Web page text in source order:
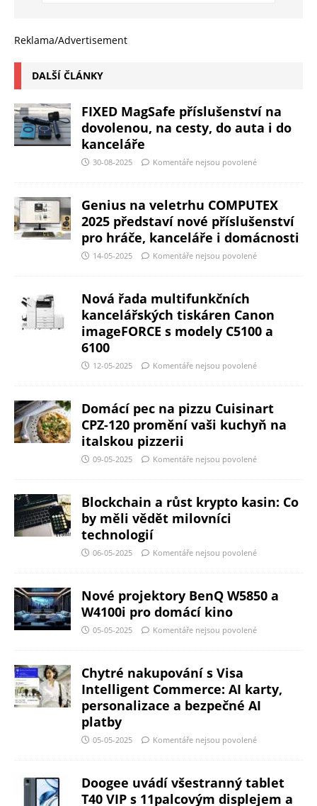
Reklama/Advertisement
DALŠÍ ČLÁNKY
FIXED MagSafe příslušenství na
dovolenou, na cesty, do auta i do
kanceláře
30-08-2025 Komentáře nejsou povolené
Genius na veletrhu COMPUTEX
2025 představí nové příslušenství
pro hráče, kanceláře i domácnosti
14-05-2025 Komentáře nejsou povolené
Nová řada multifunkčních
kancelářských tiskáren Canon
imageFORCE s modely C5100 a
6100
12-05-2025 Komentáře nejsou povolené
Domácí pec na pizzu Cuisinart
CPZ-120 promění vaši kuchyň na
italskou pizzerii
09-05-2025 Komentáře nejsou povolené
Blockchain a růst krypto kasin: Co
by měli vědět milovníci
technologií
06-05-2025 Komentáře nejsou povolené
Nové projektory BenQ W5850 a
W4100i pro domácí kino
05-05-2025 Komentáře nejsou povolené
Chytré nakupování s Visa
Intelligent Commerce: AI karty,
personalizace a bezpečné AI
platby
05-05-2025 Komentáře nejsou povolené
Doogee uvádí všestranný tablet
T40 VIP s 11palcovým displejem a